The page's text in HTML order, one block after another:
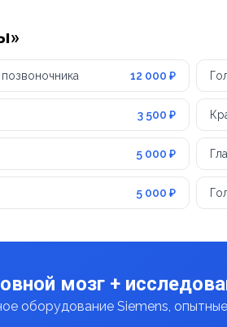
12 000 ₽
3 500 ₽
5 000 ₽
5 000 ₽
мозг +
оборудование Siemens,